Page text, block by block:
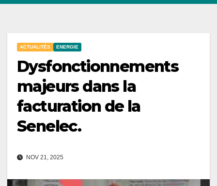
ACTUALITÉS ENERGIE
Dysfonctionnements
majeurs dans la
facturation de la
Senelec.
NOV 21, 2025